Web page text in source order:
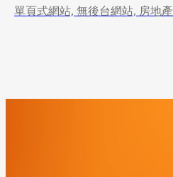
單頁式網站, 無後台網站, 房地產